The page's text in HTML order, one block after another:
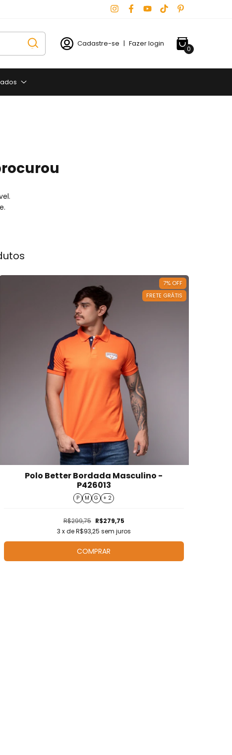
Cadastre-se | Fazer login
0
7% OFF
FRETE GRÁTIS
Polo Better Bordada Masculino -
P426013
P M G + 2
R$299,75 R$279,75
3 x deR$93,25 sem juros
COMPRAR